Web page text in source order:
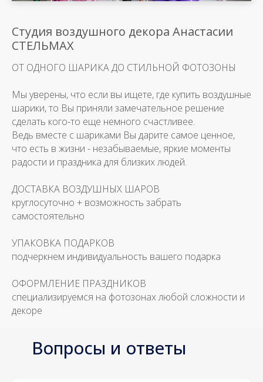
Студия воздушного декора Анастасии
СТЕЛЬМАХ
ОТ ОДНОГО ШАРИКА ДО СТИЛЬНОЙ ФОТОЗОНЫ
Мы уверены, что если вы ищете, где купить воздушные
шарики, то Вы приняли замечательное решение
сделать кого-то еще немного счастливее.
Ведь вместе с шариками Вы дарите самое ценное,
что есть в жизни - незабываемые, яркие моменты
радости и праздника для близких людей.
ДОСТАВКА ВОЗДУШНЫХ ШАРОВ
круглосуточно + возможность забрать
самостоятельно
УПАКОВКА ПОДАРКОВ
подчеркнем индивидуальность вашего подарка
ОФОРМЛЕНИЕ ПРАЗДНИКОВ
специализируемся на фотозонах любой сложности и
декоре
Вопросы и ответы